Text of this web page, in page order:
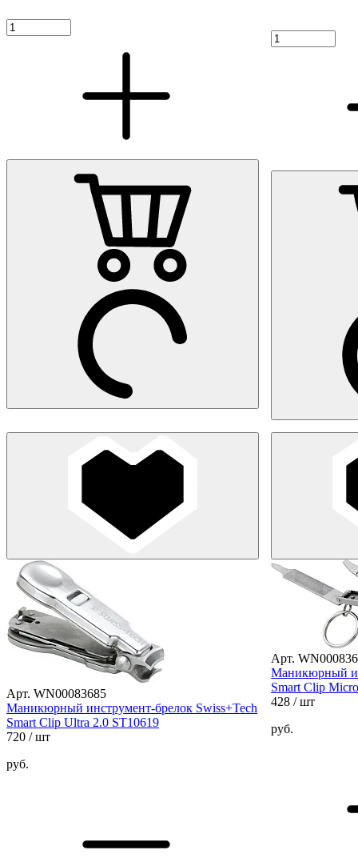
Арт. WN00083685
Маникюрный инструмент-брелок Swiss+Tech
Smart Clip Ultra 2.0 ST10619
720 / шт
руб.
Арт.
Маникюрный
Smart Clip
428 / шт
руб.